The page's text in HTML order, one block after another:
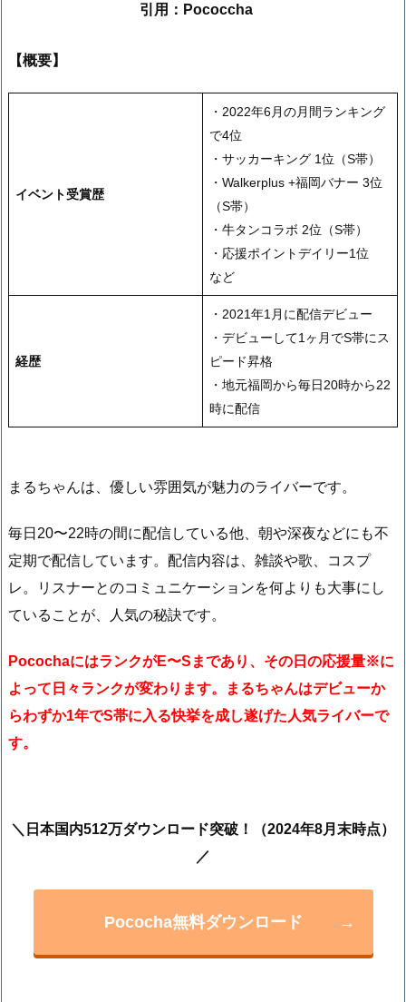
引用：Pococcha
【概要】
イベント受賞歴
・2022年6月の月間ランキング
で4位
・サッカーキング 1位（S帯）
・Walkerplus +福岡バナー 3位
（S帯）
・牛タンコラボ 2位（S帯）
・応援ポイントデイリー1位
など
経歴
・2021年1月に配信デビュー
・デビューして1ヶ月でS帯にス
ピード昇格
・地元福岡から毎日20時から22
時に配信
まるちゃんは、優しい雰囲気が魅力のライバーです。
毎日20〜22時の間に配信している他、朝や深夜などにも不
定期で配信しています。配信内容は、雑談や歌、コスプ
レ。リスナーとのコミュニケーションを何よりも大事にし
ていることが、人気の秘訣です。
PocochaにはランクがE〜Sまであり、その日の応援量※に
よって日々ランクが変わります。まるちゃんはデビューか
らわずか1年でS帯に入る快挙を成し遂げた人気ライバーで
す。
＼日本国内512万ダウンロード突破！（2024年8月末時点）
／
Pococha無料ダウンロード →